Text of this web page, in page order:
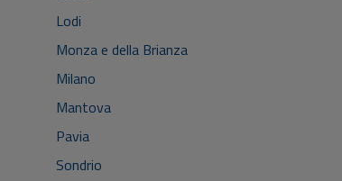
Lodi
Monza e della Brianza
Milano
Mantova
Pavia
Sondrio